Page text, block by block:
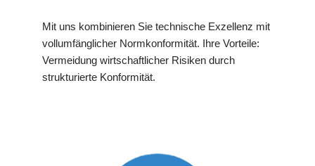
Mit uns kombinieren Sie technische Exzellenz mit
vollumfänglicher Normkonformität. Ihre Vorteile:
Vermeidung wirtschaftlicher Risiken durch
strukturierte Konformität.